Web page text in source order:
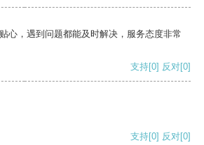
心，遇到问题都能及时解决，服务态度非常
支持[0] 反对[0]
支持[0] 反对[0]